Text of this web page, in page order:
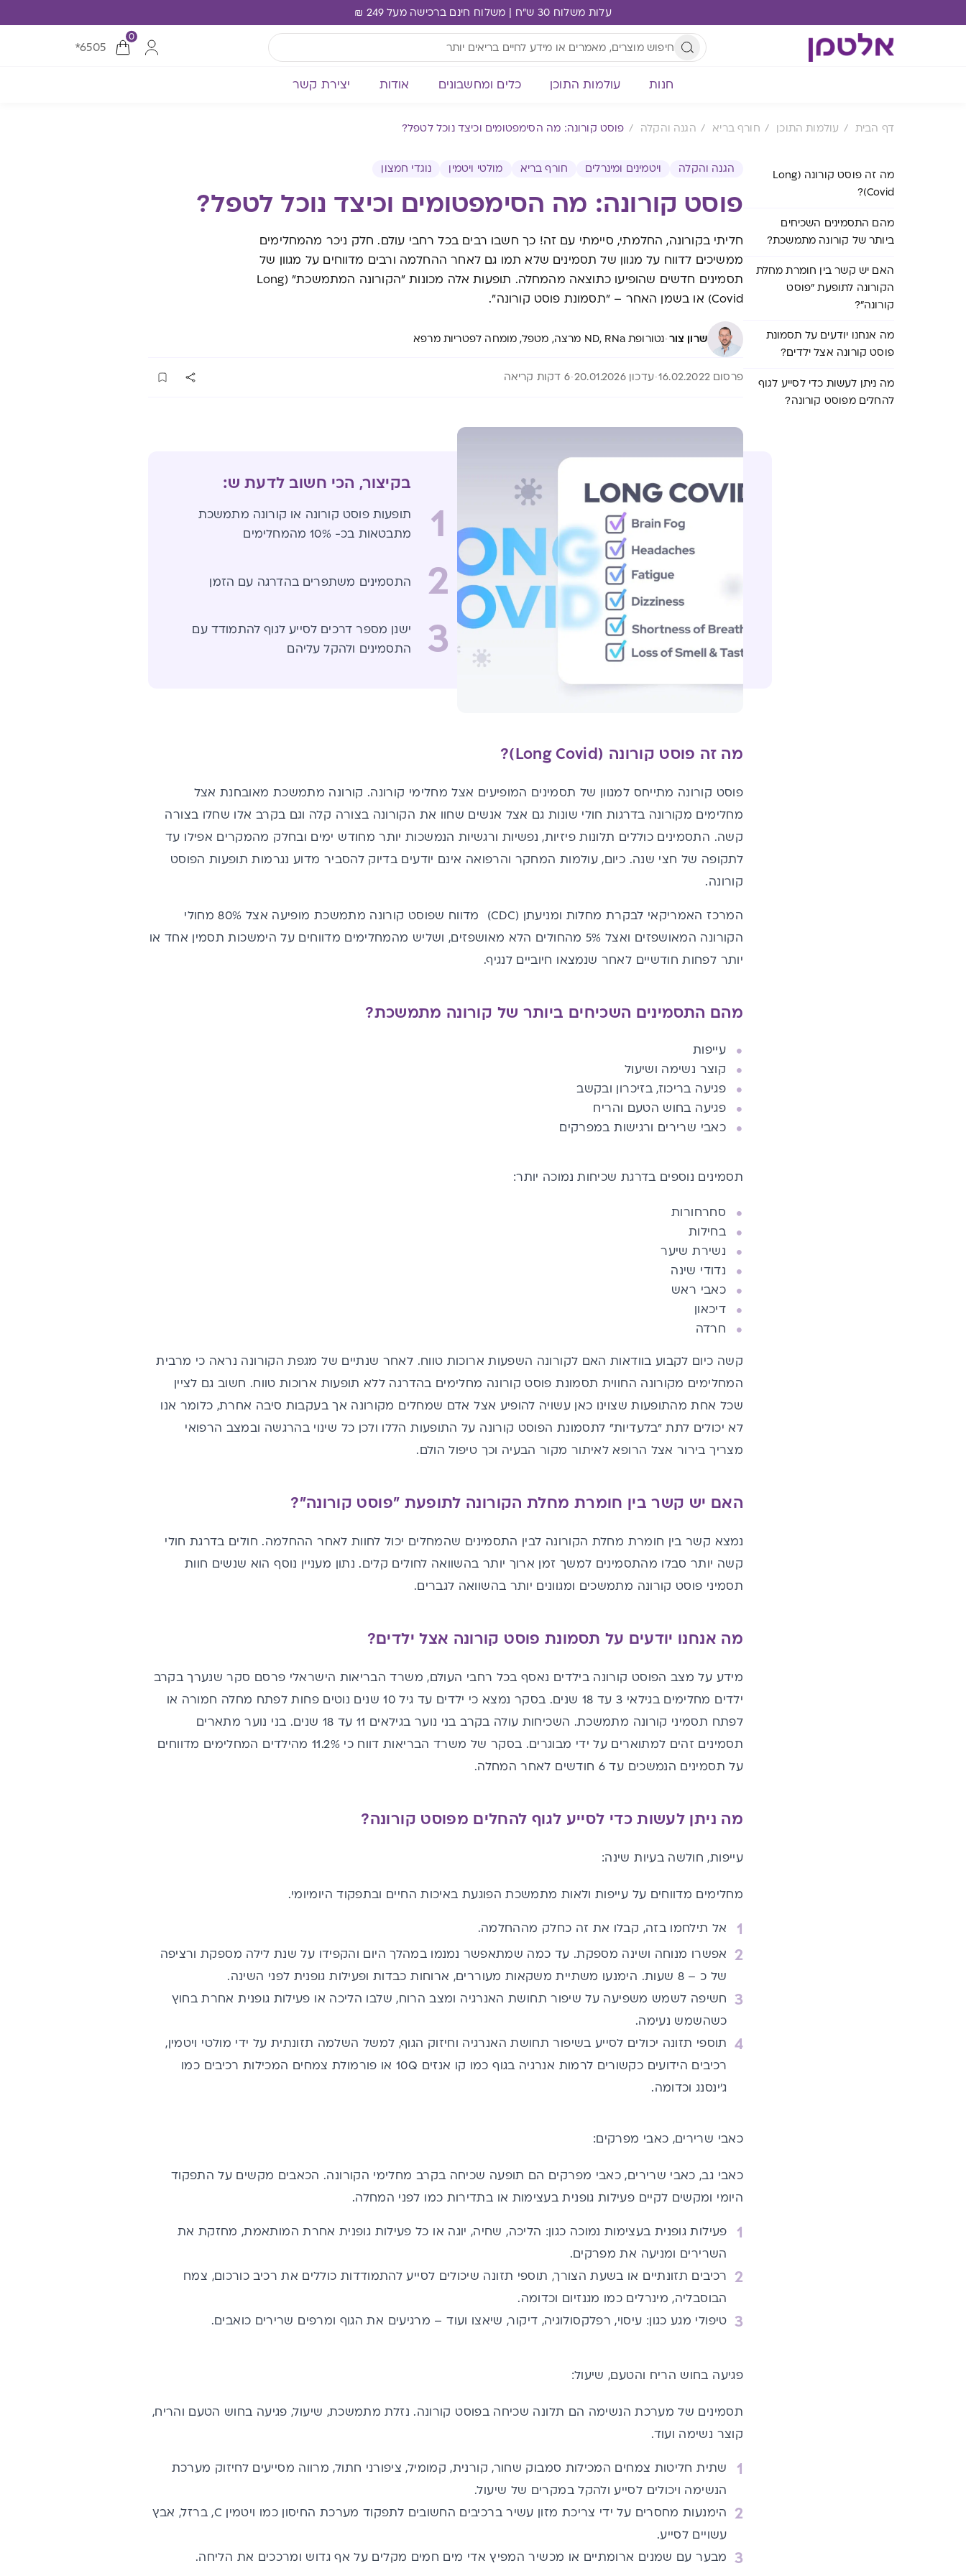
עלות משלוח 30 ש"ח | משלוח חינם ברכישה מעל 249 ₪
0
*6505
חנות עולמות התוכן כלים ומחשבונים אודות יצירת קשר
דף הבית עולמות התוכן חורף בריא הגנה והקלה פוסט קורונה: מה הסימפטומים וכיצד נוכל לטפל?
מה זה פוסט קורונה (Long
Covid)?
מהם התסמינים השכיחים
ביותר של קורונה מתמשכת?
האם יש קשר בין חומרת מחלת
הקורונה לתופעת "פוסט
קורונה"?
מה אנחנו יודעים על תסמונת
פוסט קורונה אצל ילדים?
מה ניתן לעשות כדי לסייע לגוף
להחלים מפוסט קורונה?
הגנה והקלה ויטמינים ומינרלים חורף בריא מולטי ויטמין נוגדי חמצון
פוסט קורונה: מה הסימפטומים וכיצד נוכל לטפל?
חליתי בקורונה, החלמתי, סיימתי עם זה! כך חשבו רבים בכל רחבי עולם. חלק ניכר מהמחלימים
ממשיכים לדווח על מגוון של תסמינים שלא תמו גם לאחר ההחלמה ורבים מדווחים על מגוון של
תסמינים חדשים שהופיעו כתוצאה מהמחלה. תופעות אלה מכונות "הקורונה המתמשכת" (Long
Covid) או בשמן האחר – "תסמונת פוסט קורונה".
שרון צור·נטורופת ND, RNa מרצה, מטפל, מומחה לפטריות מרפא
פרסום 16.02.2022 עדכון 20.01.2026 6 דקות קריאה
בקיצור, הכי חשוב לדעת ש:
1
תופעות פוסט קורונה או קורונה מתמשכת
מתבטאות בכ- 10% מהמחלימים
2 התסמינים משתפרים בהדרגה עם הזמן
3
ישנן מספר דרכים לסייע לגוף להתמודד עם
התסמינים ולהקל עליהם
מה זה פוסט קורונה (Long Covid)?
פוסט קורונה מתייחס למגוון של תסמינים המופיעים אצל מחלימי קורונה. קורונה מתמשכת מאובחנת אצל
מחלימים מקורונה בדרגות חולי שונות גם אצל אנשים שחוו את הקורונה בצורה קלה וגם בקרב אלו שחלו בצורה
קשה. התסמינים כוללים תלונות פיזיות, נפשיות ורגשיות הנמשכות יותר מחודש ימים ובחלק מהמקרים אפילו עד
לתקופה של חצי שנה. כיום, עולמות המחקר והרפואה אינם יודעים בדיוק להסביר מדוע נגרמות תופעות הפוסט
קורונה.
המרכז האמריקאי לבקרת מחלות ומניעתן (CDC) מדווח שפוסט קורונה מתמשכת מופיעה אצל 80% מחולי
הקורונה המאושפזים ואצל 5% מהחולים הלא מאושפזים, ושליש מהמחלימים מדווחים על הימשכות תסמין אחד או
יותר לפחות חודשיים לאחר שנמצאו חיוביים לנגיף.
מהם התסמינים השכיחים ביותר של קורונה מתמשכת?
עייפות
קוצר נשימה ושיעול
פגיעה בריכוז, בזיכרון ובקשב
פגיעה בחוש הטעם והריח
כאבי שרירים ורגישות במפרקים
תסמינים נוספים בדרגת שכיחות נמוכה יותר:
סחרחורות
בחילות
נשירת שיער
נדודי שינה
כאבי ראש
דיכאון
חרדה
קשה כיום לקבוע בוודאות האם לקורונה השפעות ארוכות טווח. לאחר שנתיים של מגפת הקורונה נראה כי מרבית
המחלימים מקורונה החווית תסמונת פוסט קורונה מחלימים בהדרגה ללא תופעות ארוכות טווח. חשוב גם לציין
שכל אחת מהתופעות שצוינו כאן עשויה להופיע אצל אדם שמחלים מקורונה אך בעקבות סיבה אחרת, כלומר אנו
לא יכולים לתת "בלעדיות" לתסמונת הפוסט קורונה על התופעות הללו ולכן כל שינוי בהרגשה ובמצב הרפואי
מצריך בירור אצל הרופא לאיתור מקור הבעיה וכך טיפול הולם.
האם יש קשר בין חומרת מחלת הקורונה לתופעת "פוסט קורונה"?
נמצא קשר בין חומרת מחלת הקורונה לבין התסמינים שהמחלים יכול לחוות לאחר ההחלמה. חולים בדרגת חולי
קשה יותר סבלו מהתסמינים למשך זמן ארוך יותר בהשוואה לחולים קלים. נתון מעניין נוסף הוא שנשים חוות
תסמיני פוסט קורונה מתמשכים ומגוונים יותר בהשוואה לגברים.
מה אנחנו יודעים על תסמונת פוסט קורונה אצל ילדים?
מידע על מצב הפוסט קורונה בילדים נאסף בכל רחבי העולם, משרד הבריאות הישראלי פרסם סקר שנערך בקרב
ילדים מחלימים בגילאי 3 עד 18 שנים. בסקר נמצא כי ילדים עד גיל 10 שנים נוטים פחות לפתח מחלה חמורה או
לפתח תסמיני קורונה מתמשכת. השכיחות עולה בקרב בני נוער בגילאים 11 עד 18 שנים. בני נוער מתארים
תסמינים זהים למתוארים על ידי מבוגרים. בסקר של משרד הבריאות דווח כי 11.2% מהילדים המחלימים מדווחים
על תסמינים הנמשכים עד 6 חודשים לאחר המחלה.
מה ניתן לעשות כדי לסייע לגוף להחלים מפוסט קורונה?
עייפות, חולשה בעיות שינה:
מחלימים מדווחים על עייפות ולאות מתמשכת הפוגעת באיכות החיים ובתפקוד היומיומי.
אל תילחמו בזה, קבלו את זה כחלק מההחלמה.
אפשרו מנוחה ושינה מספקת. עד כמה שמתאפשר נמנמו במהלך היום והקפידו על שנת לילה מספקת ורציפה
של כ – 8 שעות. הימנעו משתיית משקאות מעוררים, ארוחות כבדות ופעילות גופנית לפני השינה.
חשיפה לשמש משפיעה על שיפור תחושת האנרגיה ומצב הרוח, שלבו הליכה או פעילות גופנית אחרת בחוץ
כשהשמש נעימה.
תוספי תזונה יכולים לסייע בשיפור תחושת האנרגיה וחיזוק הגוף, למשל השלמה תזונתית על ידי מולטי ויטמין,
רכיבים הידועים כקשורים לרמות אנרגיה בגוף כמו קו אנזים 10Q או פורמולת צמחים המכילות רכיבים כמו
ג'ינסנגוכדומה.
כאבי שרירים, כאבי מפרקים:
כאבי גב, כאבי שרירים, כאבי מפרקים הם תופעה שכיחה בקרב מחלימי הקורונה. הכאבים מקשים על התפקוד
היומי ומקשים לקיים פעילות גופנית בעצימות או בתדירות כמו לפני המחלה.
פעילות גופנית בעצימות נמוכה כגון: הליכה, שחיה, יוגה או כל פעילות גופנית אחרת המותאמת, מחזקת את
השרירים ומניעה את מפרקים.
רכיבים תזונתיים או בשעת הצורך, תוספי תזונה שיכולים לסייע להתמודדות כוללים את רכיב כורכום, צמח
הבוסבליה, מינרלים כמו מגנזיום וכדומה.
טיפולי מגע כגון: עיסוי, רפלקסולוגיה, דיקור, שיאצו ועוד – מרגיעים את הגוף ומרפים שרירים כואבים.
פגיעה בחוש הריח והטעם, שיעול:
תסמינים של מערכת הנשימה הם תלונה שכיחה בפוסט קורונה. נזלת מתמשכת, שיעול, פגיעה בחוש הטעם והריח,
קוצר נשימה ועוד.
שתית חליטות צמחים המכילות סמבוק שחור, קורנית, קמומיל, ציפורני חתול, מרווה מסייעים לחיזוק מערכת
הנשימה ויכולים לסייע ולהקל במקרים של שיעול.
הימנעות מחסרים על ידי צריכת מזון עשיר ברכיבים החשובים לתפקוד מערכת החיסון כמו ויטמין C ,ברזל, אבץ
עשויים לסייע.
מבער עם שמנים ארומתיים או מכשיר המפיץ אדי מים חמים מקלים על אף גדוש ומרככים את הליחה.